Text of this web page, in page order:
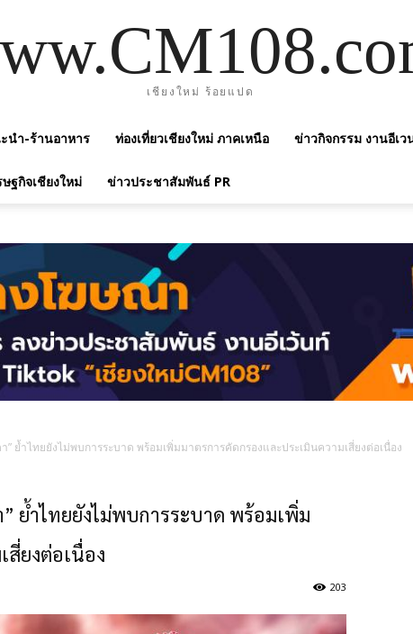
เชียงใหม่ ร้อยแปด
นำ-ร้านอาหาร ท่องเที่ยวเชียงใหม่ ภาคเหนือ ข่าวกิจกรรม งานอีเว
ฐกิจเชียงใหม่ ข่าวประชาสัมพันธ์ PR
” ย้ำไทยยังไม่พบการระบาด พร้อมเพิ่มมาตรการคัดกรองและประเมินความเสี่ยงต่อเนื่อง
ย้ำไทยยังไม่พบการระบาด พร้อมเพิ่ม
สี่ยงต่อเนื่อง
203